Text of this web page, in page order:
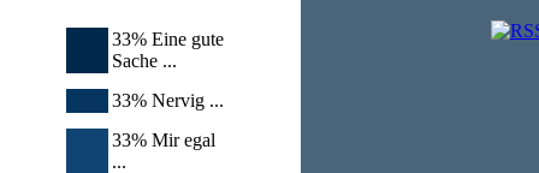
33% Eine gute
Sache ...
33% Nervig ...
33% Mir egal
...